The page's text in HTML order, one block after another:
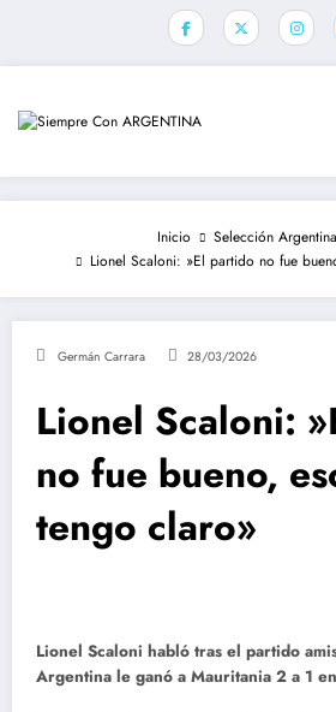
Inicio
Selección
Lionel Scaloni: »El partido no fue
Germán Carrara 28/03/2026
Lionel Scaloni:
no fue bueno,
tengo claro»
Lionel Scaloni habló tras el partido
Argentina le ganó a Mauritania 2 a 1